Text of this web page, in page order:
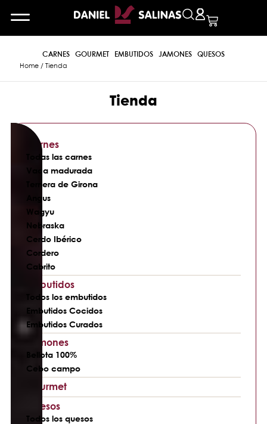
CARNES GOURMET EMBUTIDOS JAMONES QUESOS
Home/ Tienda
Tienda
Carnes
Todas las carnes
Vaca madurada
Ternera de Girona
Angus
Wagyu
Nebraska
Cerdo Ibérico
Cordero
Cabrito
Embutidos
Todos los embutidos
Embutidos Cocidos
Embutidos Curados
Jamones
Bellota 100%
Cebo campo
Gourmet
Quesos
Todos los quesos